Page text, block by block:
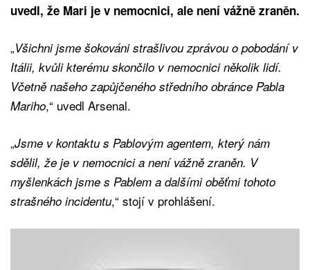
uvedl, že Mari je v nemocnici, ale není vážně zraněn.
„Všichni jsme šokováni strašlivou zprávou o pobodání v
Itálii, kvůli kterému skončilo v nemocnici několik lidí.
Včetně našeho zapůjčeného středního obránce Pabla
Mariho,“ uvedl Arsenal.
„Jsme v kontaktu s Pablovým agentem, který nám
sdělil, že je v nemocnici a není vážně zraněn. V
myšlenkách jsme s Pablem a dalšími oběťmi tohoto
strašného incidentu,“ stojí v prohlášení.